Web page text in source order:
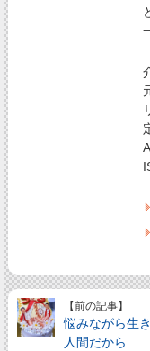
【前の記事】
悩みながら生
人間だから